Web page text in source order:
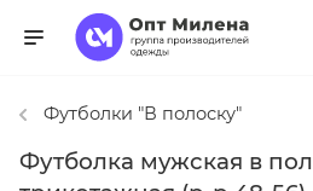
Футболки "В полоску"
Футболка мужская в